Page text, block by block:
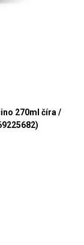
270ml číra /